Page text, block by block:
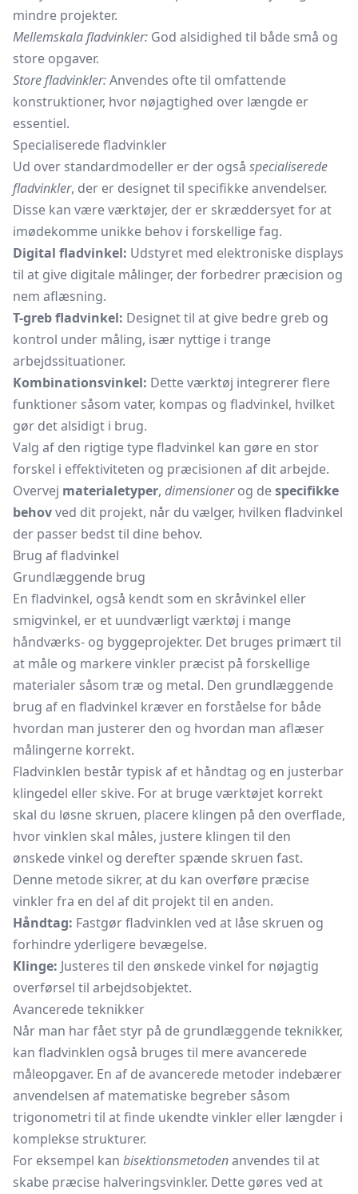
mindre projekter.
Mellemskala fladvinkler: God alsidighed til både små og
store opgaver.
Store fladvinkler:Anvendes ofte til omfattende
konstruktioner, hvor nøjagtighed over længde er
essentiel.
Specialiserede fladvinkler
Ud over standardmodeller er der også specialiserede
fladvinkler, der er designet til specifikke anvendelser.
Disse kan være værktøjer, der er skræddersyet for at
imødekomme unikke behov i forskellige fag.
Digital fladvinkel: Udstyret med elektroniske displays
til at give digitale målinger, der forbedrer præcision og
nem aflæsning.
T-greb fladvinkel: Designet til at give bedre greb og
kontrol under måling, især nyttige i trange
arbejdssituationer.
Kombinationsvinkel: Dette værktøj integrerer flere
funktioner såsom vater, kompas og fladvinkel, hvilket
gør det alsidigt i brug.
Valg af den rigtige type fladvinkel kan gøre en stor
forskel i effektiviteten og præcisionen af dit arbejde.
Overvej materialetyper, dimensionerog despecifikke
behovved dit projekt, når du vælger, hvilken fladvinkel
der passer bedst til dine behov.
Brug af fladvinkel
Grundlæggende brug
En fladvinkel, også kendt som en skråvinkel eller
smigvinkel, er et uundværligt værktøj i mange
håndværks- og byggeprojekter. Det bruges primært til
at måle og markere vinkler præcist på forskellige
materialer såsom træ og metal. Den grundlæggende
brug af en fladvinkel kræver en forståelse for både
hvordan man justerer den og hvordan man aflæser
målingerne korrekt.
Fladvinklen består typisk af et håndtag og en justerbar
klingedel eller skive. For at bruge værktøjet korrekt
skal du løsne skruen, placere klingen på den overflade,
hvor vinklen skal måles, justere klingen til den
ønskede vinkel og derefter spænde skruen fast.
Denne metode sikrer, at du kan overføre præcise
vinkler fra en del af dit projekt til en anden.
Håndtag: Fastgør fladvinklen ved at låse skruen og
forhindre yderligere bevægelse.
Klinge: Justeres til den ønskede vinkel for nøjagtig
overførsel til arbejdsobjektet.
Avancerede teknikker
Når man har fået styr på de grundlæggende teknikker,
kan fladvinklen også bruges til mere avancerede
måleopgaver. En af de avancerede metoder indebærer
anvendelsen af matematiske begreber såsom
trigonometri til at finde ukendte vinkler eller længder i
komplekse strukturer.
For eksempel kan bisektionsmetodenanvendes til at
skabe præcise halveringsvinkler. Dette gøres ved at